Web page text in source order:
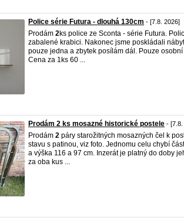
Police série Futura - dlouhá 130cm - [7.8. 2026]
Prodám 2ks police ze Sconta - série Futura.
zabalené krabici. Nakonec jsme poskládali
pouze jedna a zbytek posílám dál. Pouze
Cena za 1ks 60 ...
Prodám 2 ks mosazné historické postele - [7.8.
Prodám 2 páry starožitných mosazných čel k
stavu s patinou, viz foto. Jednomu celu chybí
a výška 116 a 97 cm. Inzerát je platný do doby
za oba kus ...